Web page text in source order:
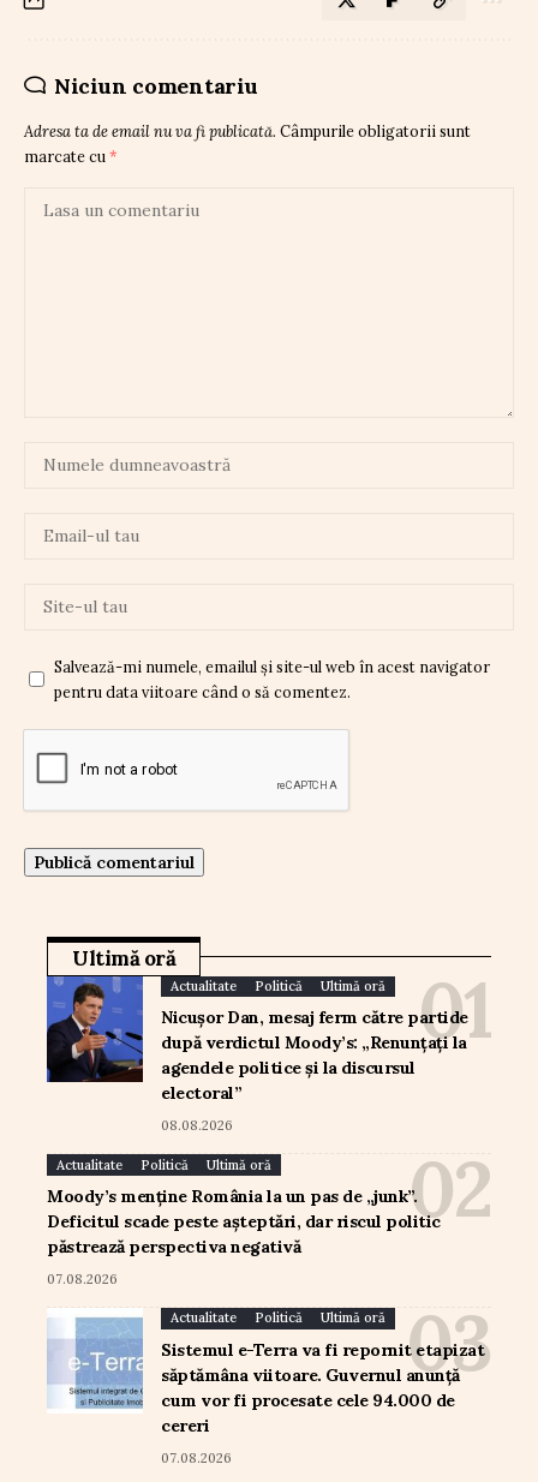
Niciun comentariu
Adresa ta de email nu va fi publicată. Câmpurile obligatorii sunt
marcate cu *
Salvează-mi numele, emailul și site-ul web în acest navigator
pentru data viitoare când o să comentez.
Ultimă oră
Actualitate Politică Ultimă oră
Nicușor Dan, mesaj ferm către partide
după verdictul Moody’s: „Renunțați la
agendele politice și la discursul
electoral”
08.08.2026
Actualitate Politică Ultimă oră
Moody’s menține România la un pas de „junk”.
Deficitul scade peste așteptări, dar riscul politic
păstrează perspectiva negativă
07.08.2026
Actualitate Politică Ultimă oră
Sistemul e-Terra va fi repornit etapizat
săptămâna viitoare. Guvernul anunță
cum vor fi procesate cele 94.000 de
cereri
07.08.2026